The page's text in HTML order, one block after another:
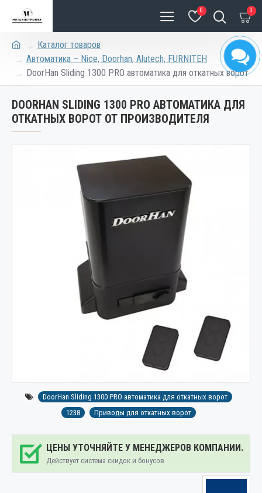
0 0
Каталог товаров
Автоматика – Nice, Doorhan, Alutech, FURNITEH
DoorHan Sliding 1300 PRO автоматика для откатных ворот
DOORHAN SLIDING 1300 PRO АВТОМАТИКА ДЛЯ
ОТКАТНЫХ ВОРОТ ОТ ПРОИЗВОДИТЕЛЯ
DoorHan Sliding 1300 PRO автоматика для откатных ворот
1238
Приводы для откатных ворот
ЦЕНЫ УТОЧНЯЙТЕ У МЕНЕДЖЕРОВ КОМПАНИИ.
Действует система скидок и бонусов